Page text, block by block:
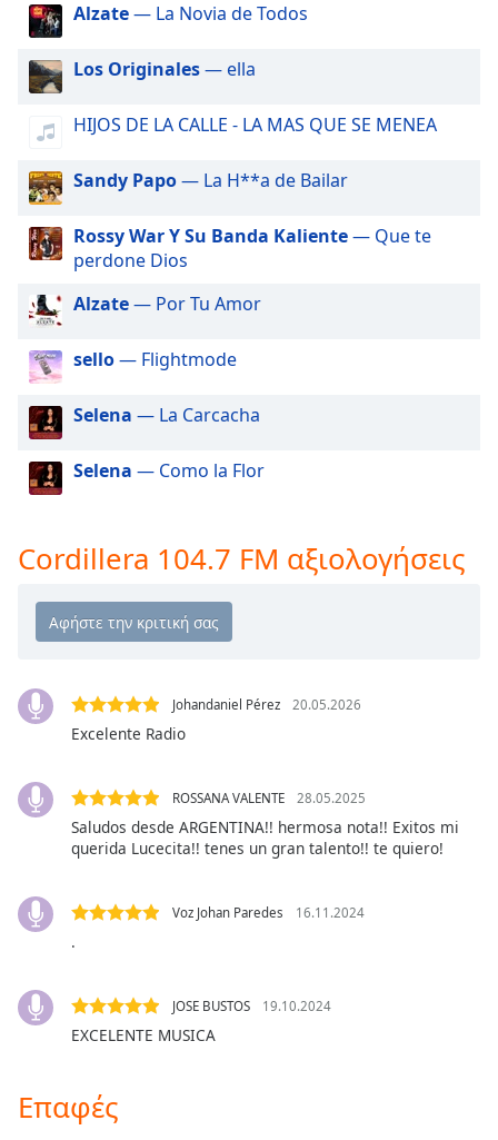
modal
window.
Beginning
dialog
Escape
cancel
and
window.
Text
Color
Background
Color
Opacity
Area
Background
Opacity
Size
Style
Alzate— La Novia de Todos
Los Originales— ella
HIJOS DE LA CALLE - LA MAS QUE SE MENEA
Sandy Papo— La H**a de Bailar
Rossy War Y Su Banda Kaliente— Que te
perdone Dios
Alzate— Por Tu Amor
sello— Flightmode
Selena — La Carcacha
Selena — Como la Flor
Cordillera 104.7 FM αξιολογήσεις
Johandaniel Pérez 20.05.2026
Excelente Radio
ROSSANA VALENTE 28.05.2025
Saludos desde ARGENTINA!! hermosa nota!! Exitos mi
querida Lucecita!! tenes un gran talento!! te quiero!
Voz Johan Paredes 16.11.2024
.
JOSE BUSTOS 19.10.2024
EXCELENTE MUSICA
Επαφές